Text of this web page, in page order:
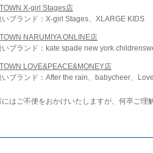
X-girl Stages店
いブランド：X-girl Stages、XLARGE KIDS
NARUMIYA ONLINE店
いブランド：kate spade new york
LOVE&PEACE&MONEY店
いブランド：After the rain、babycheer、
にはご不便をおかけいたしますが、何卒ご理